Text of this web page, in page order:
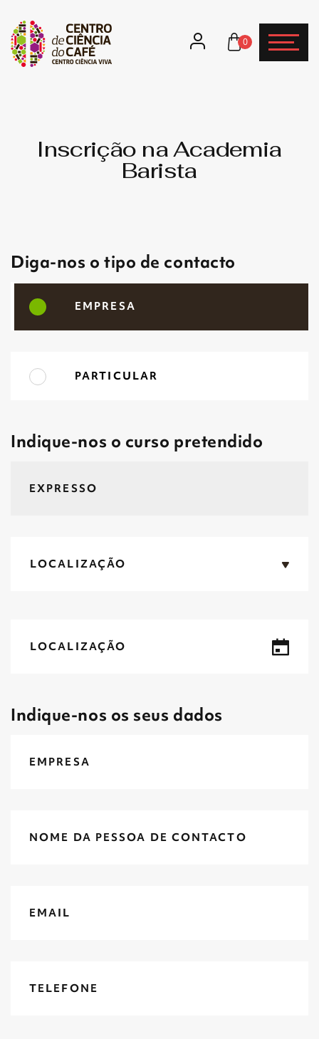
0
Inscrição na Academia
Barista
Diga-nos o tipo de contacto
EMPRESA
PARTICULAR
Indique-nos o curso pretendido
LOCALIZAÇÃO
LOCALIZAÇÃO
Indique-nos os seus dados